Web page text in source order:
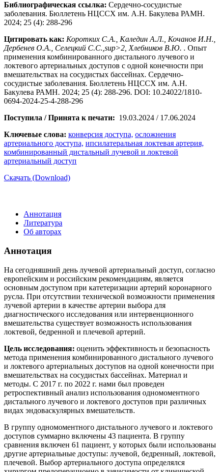
Библиографическая ссылка: Сердечно-сосудистые
заболевания. Бюллетень НЦССХ им. А.Н. Бакулева РАМН.
2024; 25 (4): 288-296
Цитировать как: Коротких С.А., Каледин А.Л., Кочанов И.Н.,
Дербенев О.А., Селецкий С.С.,sup>2, Хлебников В.Ю. . Опыт
применения комбинированного дистального лучевого и
локтевого артериальных доступов с одной конечности при
вмешательствах на сосудистых бассейнах. Сердечно-
сосудистые заболевания. Бюллетень НЦССХ им. А.Н.
Бакулева РАМН. 2024; 25 (4): 288-296. DOI: 10.24022/1810-
0694-2024-25-4-288-296
Поступила / Принята к печати: 19.03.2024 / 17.06.2024
Ключевые слова: конверсия доступа, осложнения
артериального доступа, ипсилатеральная локтевая артерия,
комбинированный дистальный лучевой и локтевой
артериальный доступ
Скачать (Download)
Аннотация
Литература
Об авторах
Аннотация
На сегодняшний день лучевой артериальный доступ, согласно
европейским и российским рекомендациям, является
основным доступом при катетеризации артерий коронарного
русла. При отсутствии технической возможности применения
лучевой артерии в качестве артерии выбора для
диагностического исследования или интервенционного
вмешательства существует возможность использования
локтевой, бедренной и плечевой артерий.
Цель исследования: оценить эффективность и безопасность
метода применения комбинированного дистального лучевого
и локтевого артериальных доступов на одной конечности при
вмешательствах на сосудистых бассейнах. Материал и
методы. С 2017 г. по 2022 г. нами был проведен
ретроспективный анализ использования одномоментного
дистального лучевого и локтевого доступов при различных
видах эндоваскулярных вмешательств.
В группу одномоментного дистального лучевого и локтевого
доступов суммарно включены 43 пациента. В группу
сравнения включен 61 пациент, у которых были использованы
другие артериальные доступы: лучевой, бедренный, локтевой,
плечевой. Выбор артериального доступа определялся